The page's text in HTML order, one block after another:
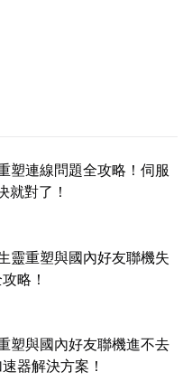
塑連線問題全攻略！伺服
就對了！
靈重塑與國內好友聯機失
略！
塑與國內好友聯機進不去
器解決方案！